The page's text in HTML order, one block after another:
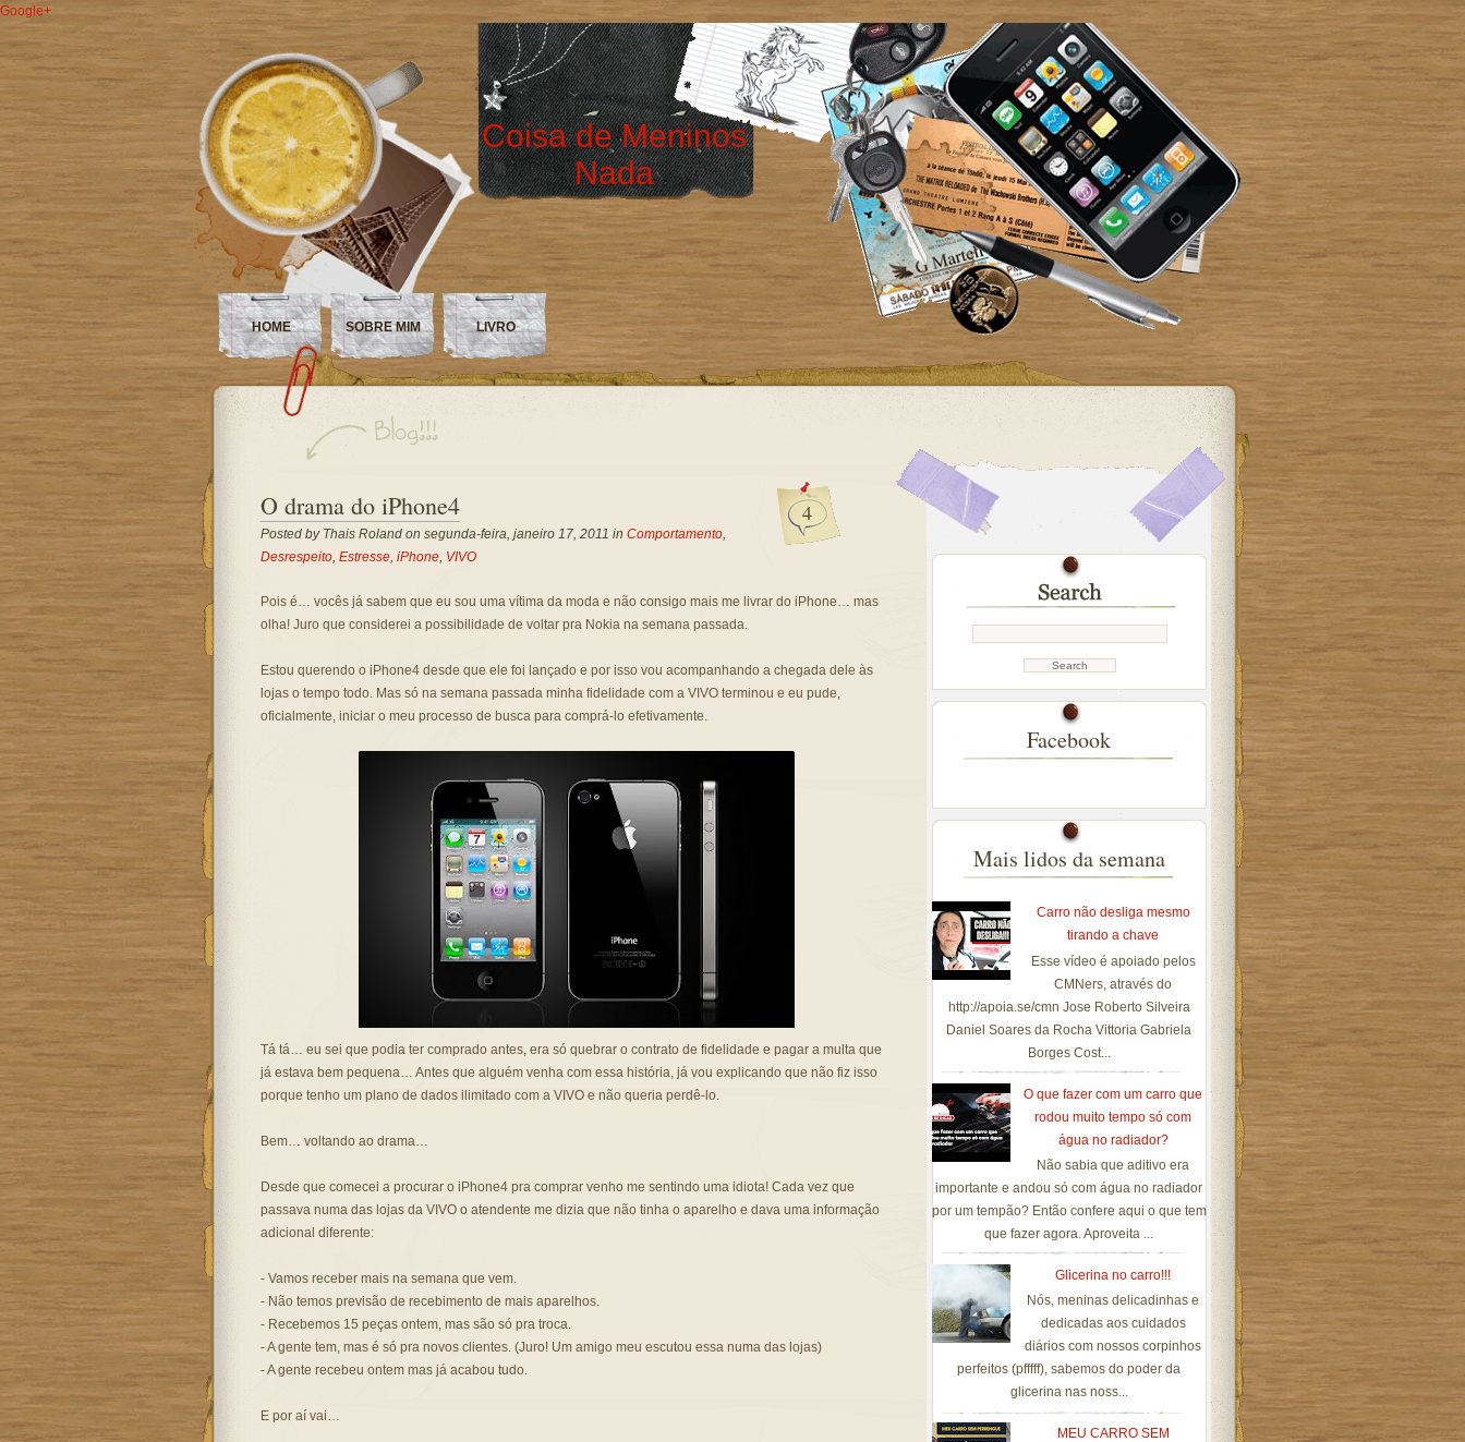
Google+
Coisa de Meninos
Nada
HOME SOBRE MIM LIVRO
4
O drama do iPhone4
Posted by Thais Rolandon segunda-feira, janeiro 17, 2011 in Comportamento,
Desrespeito, Estresse, iPhone, VIVO
Pois é… vocês já sabem que eu sou uma vítima da moda e não consigo mais me livrar do iPhone… mas
olha! Juro que considerei a possibilidade de voltar pra Nokia na semana passada.
Estou querendo o iPhone4 desde que ele foi lançado e por isso vou acompanhando a chegada dele às
lojas o tempo todo. Mas só na semana passada minha fidelidade com a VIVO terminou e eu pude,
oficialmente, iniciar o meu processo de busca para comprá-lo efetivamente.
Tá tá… eu sei que podia ter comprado antes, era só quebrar o contrato de fidelidade e pagar a multa que
já estava bem pequena… Antes que alguém venha com essa história, já vou explicando que não fiz isso
porque tenho um plano de dados ilimitado com a VIVO e não queria perdê-lo.
Bem… voltando ao drama…
Desde que comecei a procurar o iPhone4 pra comprar venho me sentindo uma idiota! Cada vez que
passava numa das lojas da VIVO o atendente me dizia que não tinha o aparelho e dava uma informação
adicional diferente:
- Vamos receber mais na semana que vem.
- Não temos previsão de recebimento de mais aparelhos.
- Recebemos 15 peças ontem, mas são só pra troca.
- A gente tem, mas é só pra novos clientes. (Juro! Um amigo meu escutou essa numa das lojas)
- A gente recebeu ontem mas já acabou tudo.
E por aí vai…
Facebook
Mais lidos da semana
Carro não desliga mesmo
tirando a chave
Esse vídeo é apoiado pelos
CMNers, através do
http://apoia.se/cmn Jose Roberto Silveira
Daniel Soares da Rocha Vittoria Gabriela
Borges Cost...
O que fazer com um carro que
rodou muito tempo só com
água no radiador?
Não sabia que aditivo era
importante e andou só com água no radiador
por um tempão? Então confere aqui o que tem
que fazer agora. Aproveita ...
Glicerina no carro!!!
Nós, meninas delicadinhas e
dedicadas aos cuidados
diários com nossos corpinhos
perfeitos (pfffff), sabemos do poder da
glicerina nas noss...
MEU CARRO SEM